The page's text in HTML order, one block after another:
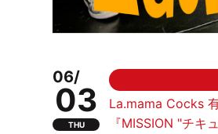
06/
03
THU
La.mama Cocks
『MISSION "チキ